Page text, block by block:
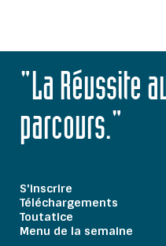
"La Réussite
parcours."
S'inscrire
Téléchargements
Toutatice
Menu de la semaine